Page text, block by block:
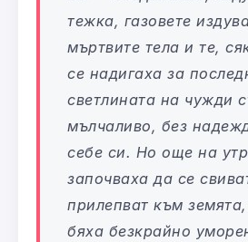
тежка, газовете
мъртвите тела и те,
се надигаха за
светлината на чужди
мълчаливо, без
себе си. Но още на
започваха да се
прилепват към
бяха безкрайно